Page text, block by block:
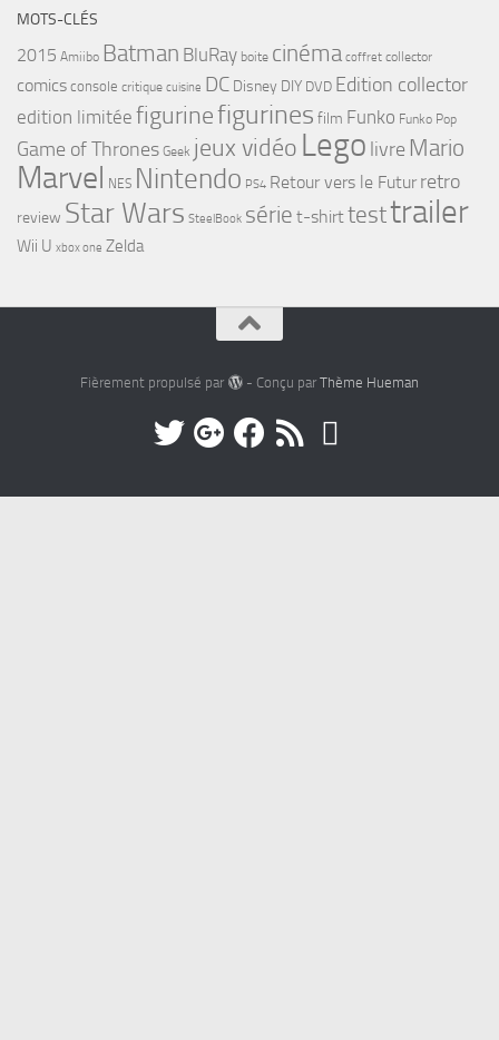
MOTS-CLÉS
2015 Amiibo Batman BluRay boite cinéma coffret collector
comics console critique cuisine DC Disney DIY DVD Edition collector
edition limitée figurinefigurines film Funko Funko Pop
Game of Thrones Geek jeux vidéo Lego livre Mario
Marvel NES Nintendo PS4 Retour vers le Futur retro
review Star Wars SteelBook série t-shirttesttrailer
Wii U xbox one Zelda
Fièrement propulsé par - Conçu par Thème Hueman